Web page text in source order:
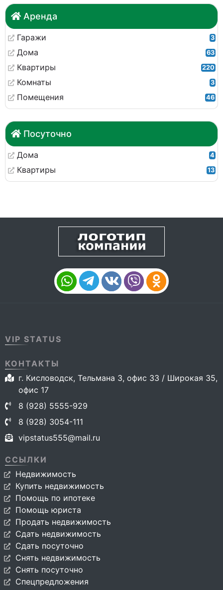
Аренда
Гаражи 3
Дома 63
Квартиры 220
Комнаты 3
Помещения 46
Посуточно
Дома 4
Квартиры 13
VIP STATUS
КОНТАКТЫ
г. Кисловодск, Тельмана 3, офис 33 / Широкая 35,
офис 17
8 (928) 5555-929
8 (928) 3054-111
vipstatus555@mail.ru
ССЫЛКИ
Недвижимость
Купить недвижимость
Помощь по ипотеке
Помощь юриста
Продать недвижимость
Сдать недвижимость
Сдать посуточно
Снять недвижимость
Снять посуточно
Спецпредложения